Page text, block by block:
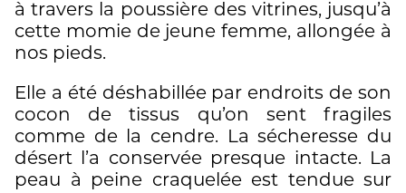
à travers la poussière des vitrines, jusqu’à
cette momie de jeune femme, allongée à
nos pieds.
Elle a été déshabillée par endroits de son
cocon de tissus qu’on sent fragiles
comme de la cendre. La sécheresse du
désert l’a conservée presque intacte. La
peau à peine craquelée est tendue sur